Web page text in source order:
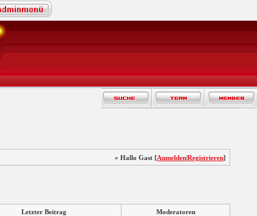
» Hallo Gast [Anmelden|Registrieren]
Letzter Beitrag Moderatoren